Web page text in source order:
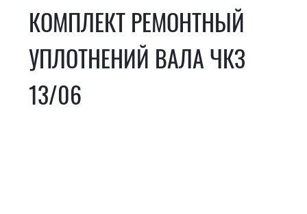
КОМПЛЕКТ РЕМОНТНЫЙ
УПЛОТНЕНИЙ ВАЛА ЧКЗ
13/06